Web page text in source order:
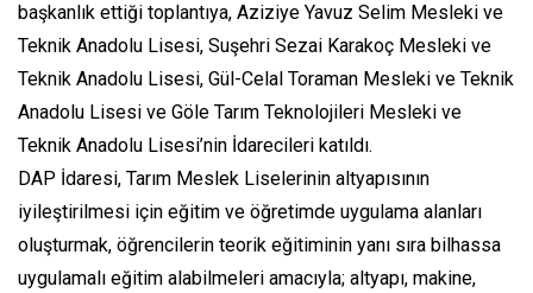
başkanlık ettiği toplantıya, Aziziye Yavuz Selim Mesleki ve
Teknik Anadolu Lisesi, Suşehri Sezai Karakoç Mesleki ve
Teknik Anadolu Lisesi, Gül-Celal Toraman Mesleki ve Teknik
Anadolu Lisesi ve Göle Tarım Teknolojileri Mesleki ve
Teknik Anadolu Lisesi’nin İdarecileri katıldı.
DAP İdaresi, Tarım Meslek Liselerinin altyapısının
iyileştirilmesi için eğitim ve öğretimde uygulama alanları
oluşturmak, öğrencilerin teorik eğitiminin yanı sıra bilhassa
uygulamalı eğitim alabilmeleri amacıyla; altyapı, makine,